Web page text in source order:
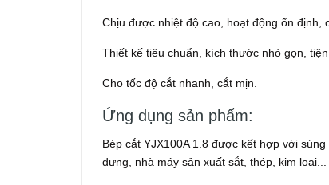
Chịu được nhiệt độ cao, hoạt động ổn định,
Thiết kế tiêu chuẩn, kích thước nhỏ gọn,
Cho tốc độ cắt nhanh, cắt mịn.
Ứng dụng sản phẩm:
Bép cắt YJX100A 1.8 được kết hợp với
dựng, nhà máy sản xuất sắt, thép, kim loại...